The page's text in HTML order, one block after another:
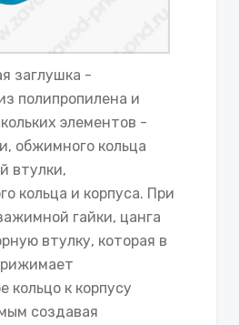
заглушка -
полипропилена и
элементов -
обжимного кольца
втулки,
кольца и корпуса. При
гайки, цанга
втулку, которая в
кольцо к корпусу
создавая